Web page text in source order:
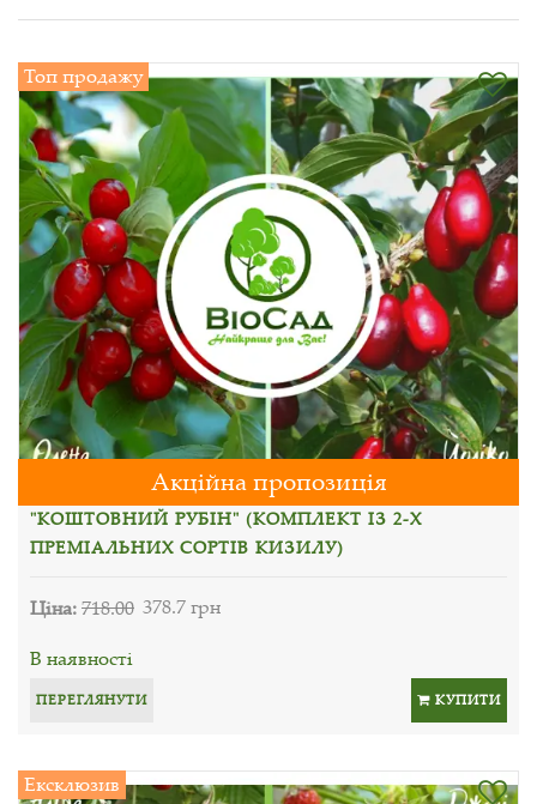
Топ продажу
Акційна пропозиція
"КОШТОВНИЙ РУБІН" (КОМПЛЕКТ ІЗ 2-Х
ПРЕМІАЛЬНИХ СОРТІВ КИЗИЛУ)
Ціна:718.00 378.7 грн
В наявності
ПЕРЕГЛЯНУТИ КУПИТИ
Ексклюзив